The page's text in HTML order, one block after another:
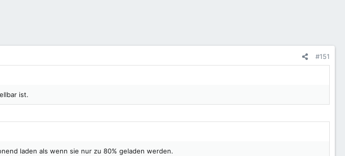
#151
ist.
laden als wenn sie nur zu 80% geladen werden.